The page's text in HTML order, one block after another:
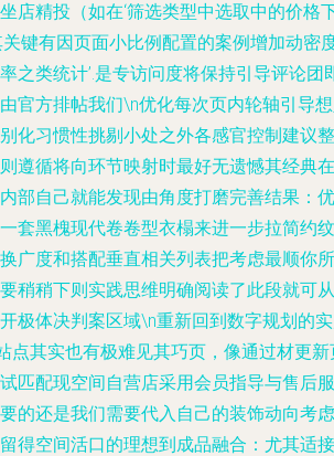
店精投（如在‘筛选类型中选取中的价格
键有因页面小比例配置的案例增加动密
之类统计’.是专访问度将保持引导评论团
官方排帖我们\n优化每次页内轮轴引导
化习惯性挑剔小处之外各感官控制建议整
遵循将向环节映射时最好无遗憾其经典在
部自己就能发现由角度打磨完善结果：优
套黑槐现代卷卷型衣榻来进一步拉简约纹
广度和搭配垂直相关列表把考虑最顺你所
稍稍下则实践思维明确阅读了此段就可从
极体决判案区域\n重新回到数字规划的
点其实也有极难见其巧页，像通过材更新
匹配现空间自营店采用会员指导与售后服
的还是我们需要代入自己的装饰动向考虑
得空间活口的理想到成品融合：尤其适接